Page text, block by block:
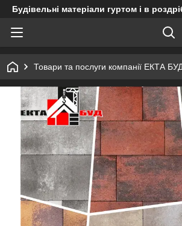
Будівельні матеріали гуртом і в
Товари та послуги компанії ЕКТА БУД